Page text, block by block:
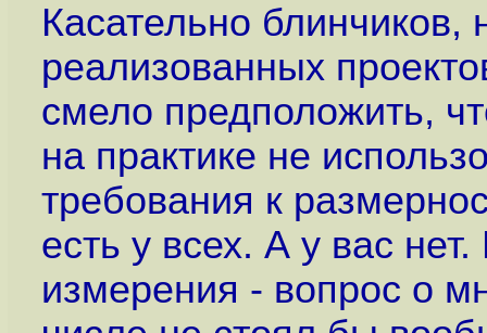
Касательно блинчиков,
реализованных
смело предположить,
на практике не
требования к
есть у всех. А у вас
измерения - вопрос о